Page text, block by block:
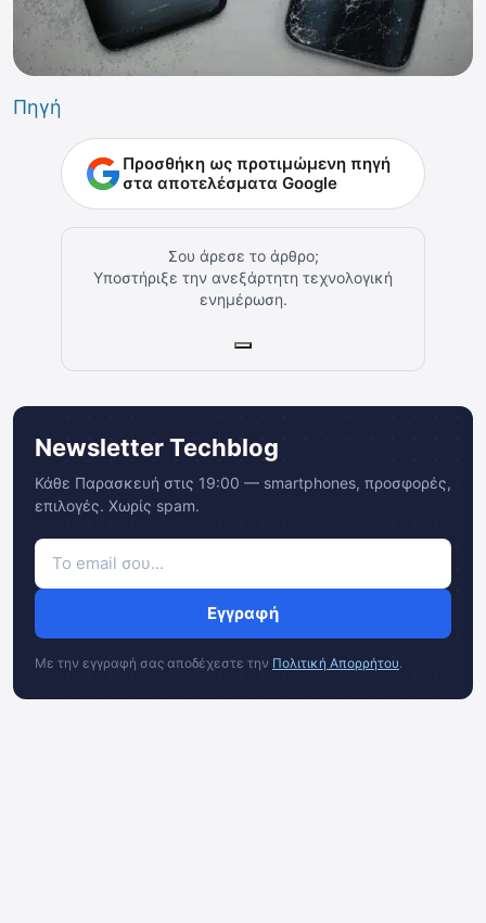
Πηγή
Προσθήκη ως προτιμώμενη πηγή
στα αποτελέσματα Google
Σου άρεσε το άρθρο;
Υποστήριξε την ανεξάρτητη τεχνολογική
ενημέρωση.
Newsletter Techblog
Κάθε Παρασκευή στις 19:00 — smartphones, προσφορές,
επιλογές. Χωρίς spam.
Εγγραφή
Με την εγγραφή σας αποδέχεστε την Πολιτική Απορρήτου.